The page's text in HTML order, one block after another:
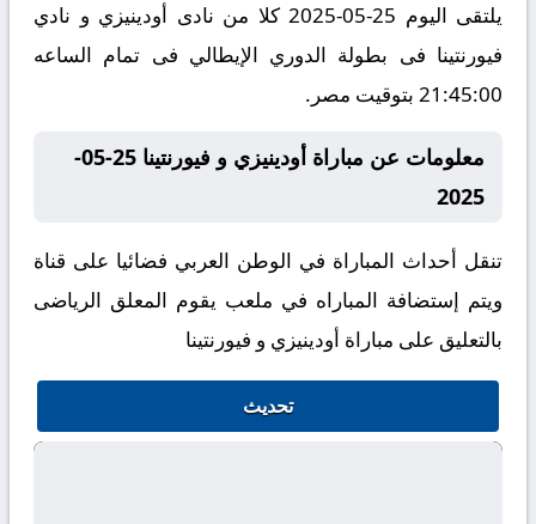
يلتقى اليوم 25-05-2025 كلا من نادى أودينيزي و نادي
فيورنتينا فى بطولة الدوري الإيطالي فى تمام الساعه
21:45:00 بتوقيت مصر.
معلومات عن مباراة أودينيزي و فيورنتينا 25-05-
2025
تنقل أحداث المباراة في الوطن العربي فضائيا على قناة
ويتم إستضافة المباراه في ملعب يقوم المعلق الرياضى
بالتعليق على مباراة أودينيزي و فيورنتينا
تحديث